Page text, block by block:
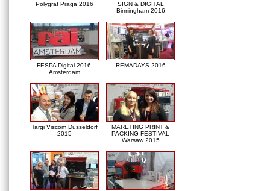
Polygraf Praga 2016
SIGN & DIGITAL
Birmingham 2016
FESPA Digital 2016,
Amsterdam
REMADAYS 2016
Targi Viscom Düsseldorf
2015
MARETING PRINT &
PACKING FESTIVAL
Warsaw 2015